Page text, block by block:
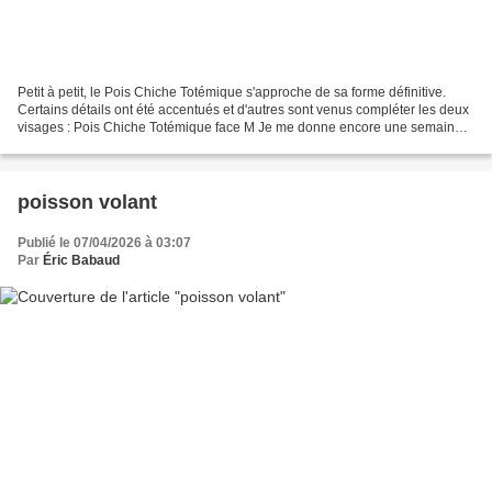
Petit à petit, le Pois Chiche Totémique s'approche de sa forme définitive.
Certains détails ont été accentués et d'autres sont venus compléter les deux
visages : Pois Chiche Totémique face M Je me donne encore une semaine
poisson volant
Publié le 07/04/2026 à 03:07
Par Éric Babaud